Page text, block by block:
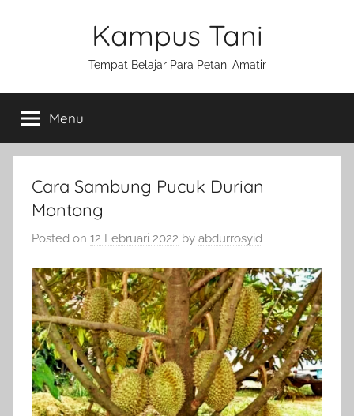
Kampus Tani
Tempat Belajar Para Petani Amatir
Menu
Cara Sambung Pucuk Durian
Montong
Posted on 12 Februari 2022 by abdurrosyid